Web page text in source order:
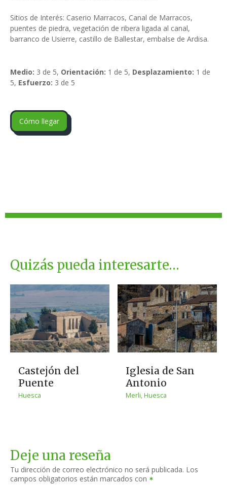
Sitios de Interés: Caserio Marracos, Canal de Marracos,
puentes de piedra, vegetación de ribera ligada al canal,
barranco de Usierre, castillo de Ballestar, embalse de Ardisa.
Medio: 3 de 5, Orientación: 1 de 5, Desplazamiento: 1 de
5, Esfuerzo: 3 de 5
Cómo llegar
Quizás pueda interesarte…
Castejón del
Puente
Huesca
Iglesia de San
Antonio
Merli, Huesca
Deje una reseña
Tu dirección de correo electrónico no será publicada. Los
campos obligatorios están marcados con